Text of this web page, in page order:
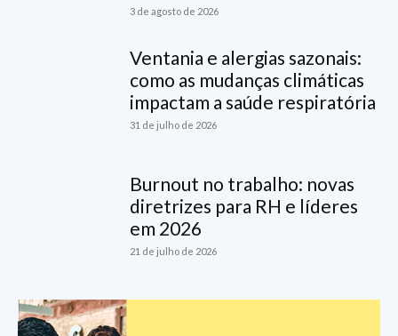
3 de agosto de 2026
Ventania e alergias sazonais:
como as mudanças climáticas
impactam a saúde respiratória
31 de julho de 2026
Burnout no trabalho: novas
diretrizes para RH e líderes
em 2026
21 de julho de 2026